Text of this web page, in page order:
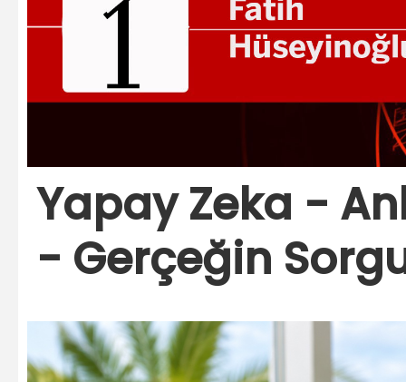
Yapay Zeka -
- Gerçeğin